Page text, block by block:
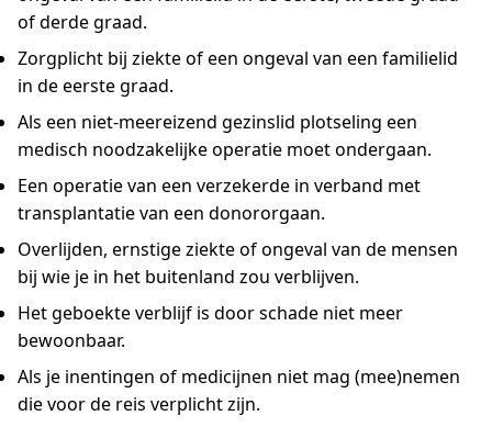
of derde graad.
Zorgplicht bij ziekte of een ongeval van een familielid
in de eerste graad.
Als een niet-meereizend gezinslid plotseling een
medisch noodzakelijke operatie moet ondergaan.
Een operatie van een verzekerde in verband met
transplantatie van een donororgaan.
Overlijden, ernstige ziekte of ongeval van de mensen
bij wie je in het buitenland zou verblijven.
Het geboekte verblijf is door schade niet meer
bewoonbaar.
Als je inentingen of medicijnen niet mag (mee)nemen
die voor de reis verplicht zijn.